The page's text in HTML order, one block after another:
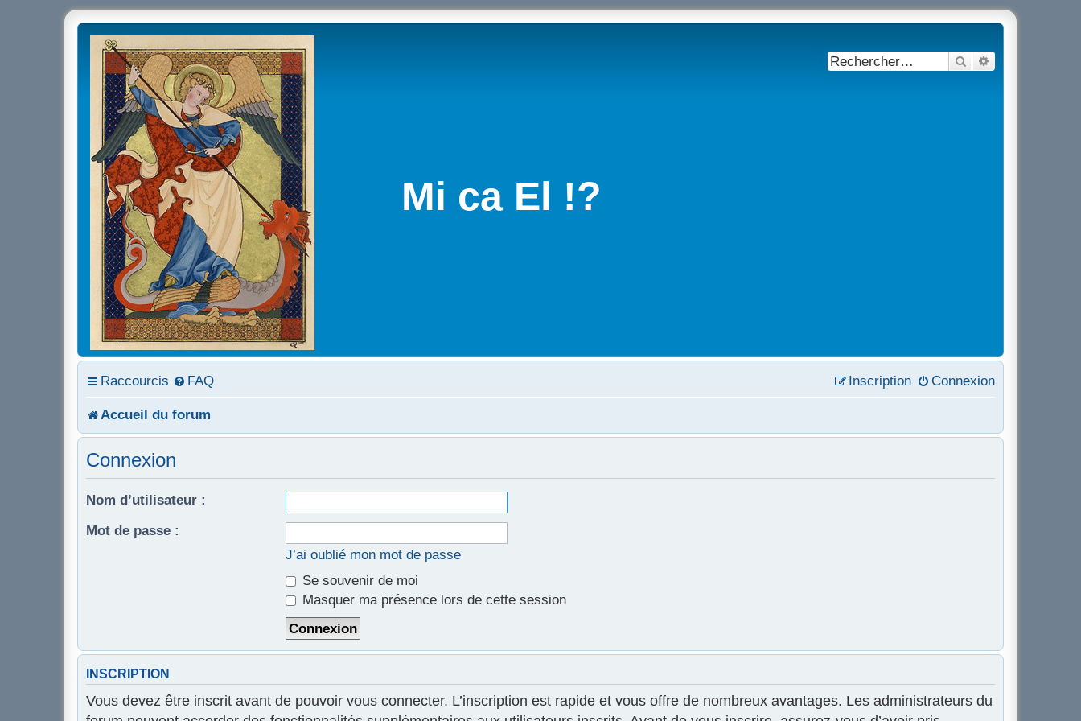
Mi ca El !?
Rechercher
Raccourcis FAQ Connexion
Inscription
Accueil du forum
Connexion
Nom d’utilisateur :
Mot de passe :
J’ai oublié mon mot de passe
Se souvenir de moi
Masquer ma présence lors de cette session
INSCRIPTION
Vous devez être inscrit avant de pouvoir vous connecter. L’inscription est rapide et vous offre de nombreux avantages. Les administrateurs du